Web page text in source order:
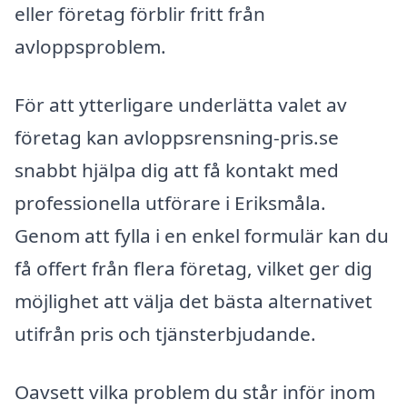
eller företag förblir fritt från
avloppsproblem.
För att ytterligare underlätta valet av
företag kan avloppsrensning-pris.se
snabbt hjälpa dig att få kontakt med
professionella utförare i Eriksmåla.
Genom att fylla i en enkel formulär kan du
få offert från flera företag, vilket ger dig
möjlighet att välja det bästa alternativet
utifrån pris och tjänsterbjudande.
Oavsett vilka problem du står inför inom